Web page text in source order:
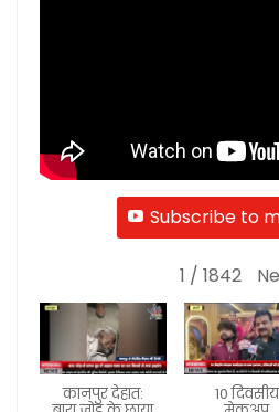
Subscribe to
1 / 1842
कानपुर देहात:
10 दिवसीय